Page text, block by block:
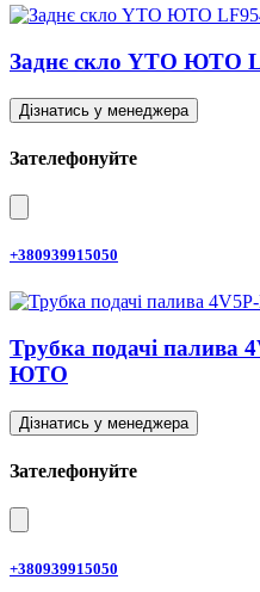
Заднє скло YTO ЮТО
Дізнатись у менеджера
Зателефонуйте
+380939915050
Трубка подачі палива
ЮТО
Дізнатись у менеджера
Зателефонуйте
+380939915050